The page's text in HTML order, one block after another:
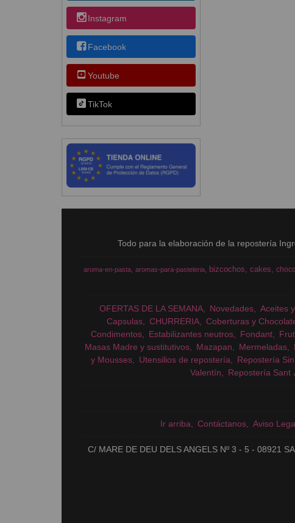
Instagram
Facebook
Youtube
TikTok
Todo para la elaboración de la repostería
aroma-en-pasta aromas-para-pasteleria bizcochos cakes
OFERTAS DE LA SEMANA Novedades Aceites
Capsulas
CHURRERIA Coberturas y
Condimentos
Estabilizantes neutros Fondant
Masas Madre y sustitutivos
Mazapan Mermeladas
y Mousses
Utensilios de repostería Repostería
Valentín
Repostería Sant
Ir arriba Contáctanos Aviso
C/ MARE DE DEU DELS ANGELS Nº 3 - 5 - 08921